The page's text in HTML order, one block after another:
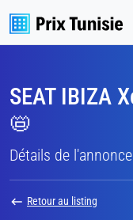
SEAT IBIZA
📛
Détails de
Retour au listing